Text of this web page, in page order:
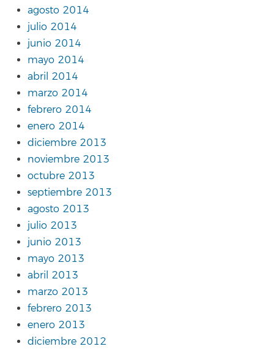
agosto 2014
julio 2014
junio 2014
mayo 2014
abril 2014
marzo 2014
febrero 2014
enero 2014
diciembre 2013
noviembre 2013
octubre 2013
septiembre 2013
agosto 2013
julio 2013
junio 2013
mayo 2013
abril 2013
marzo 2013
febrero 2013
enero 2013
diciembre 2012